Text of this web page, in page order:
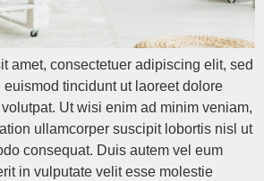
amet, consectetuer adipiscing elit, sed
tincidunt ut laoreet dolore
Ut wisi enim ad minim veniam,
ullamcorper suscipit lobortis nisl ut
consequat. Duis autem vel eum
in vulputate velit esse molestie